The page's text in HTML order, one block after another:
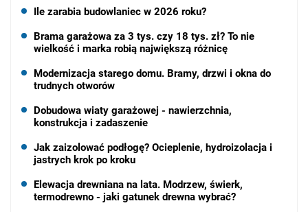
Ile zarabia budowlaniec w 2026 roku?
Brama garażowa za 3 tys. czy 18 tys. zł? To nie
wielkość i marka robią największą różnicę
Modernizacja starego domu. Bramy, drzwi i okna do
trudnych otworów
Dobudowa wiaty garażowej - nawierzchnia,
konstrukcja i zadaszenie
Jak zaizolować podłogę? Ocieplenie, hydroizolacja i
jastrych krok po kroku
Elewacja drewniana na lata. Modrzew, świerk,
termodrewno - jaki gatunek drewna wybrać?